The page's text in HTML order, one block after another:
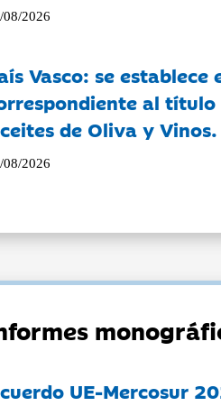
08/2026
Vasco: se establece
al título
de Oliva y Vinos.
08/2026
UE-Mercosur